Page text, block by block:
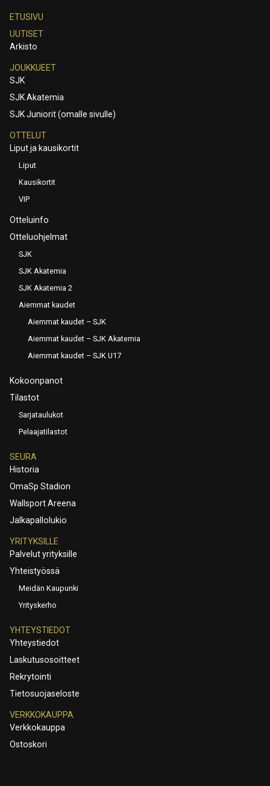
ETUSIVU
UUTISET
Arkisto
JOUKKUEET
SJK
SJK Akatemia
SJK Juniorit (omalle sivulle)
OTTELUT
Liput ja kausikortit
Liput
Kausikortit
VIP
Otteluinfo
Otteluohjelmat
SJK
SJK Akatemia
SJK Akatemia 2
Aiemmat kaudet
Aiemmat kaudet – SJK
Aiemmat kaudet – SJK Akatemia
Aiemmat kaudet – SJK U17
Kokoonpanot
Tilastot
Sarjataulukot
Pelaajatilastot
SEURA
Historia
OmaSp Stadion
Wallsport Areena
Jalkapallolukio
YRITYKSILLE
Palvelut yrityksille
Yhteistyössä
Meidän Kaupunki
Yrityskerho
YHTEYSTIEDOT
Yhteystiedot
Laskutusosoitteet
Rekrytointi
Tietosuojaseloste
VERKKOKAUPPA
Verkkokauppa
Ostoskori